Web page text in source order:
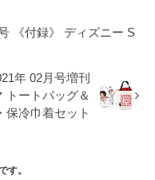
《付録》 ディズニー S
年 02月号増刊
トートバッグ＆
保冷巾着セット
す。